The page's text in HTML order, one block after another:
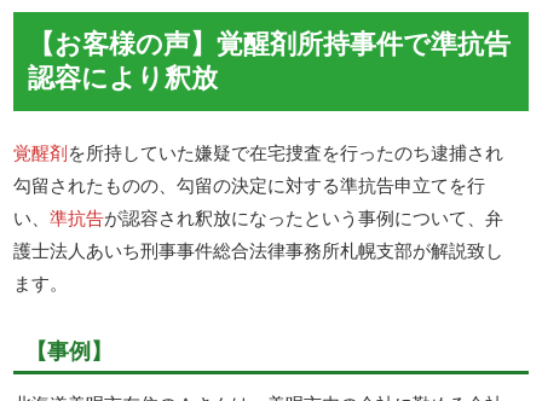
【お客様の声】覚醒剤所持事件で準抗告
認容により釈放
覚醒剤を所持していた嫌疑で在宅捜査を行ったのち逮捕され
勾留されたものの、勾留の決定に対する準抗告申立てを行
い、準抗告が認容され釈放になったという事例について、弁
護士法人あいち刑事事件総合法律事務所札幌支部が解説致し
ます。
【事例】